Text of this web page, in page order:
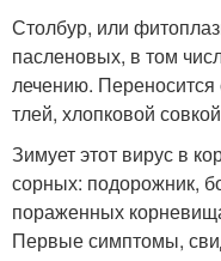
Столбур, или
пасленовых, в том
лечению.
тлей, хлопковой
Зимует этот вирус в
сорных: подорожник,
пораженных
Первые симптомы,